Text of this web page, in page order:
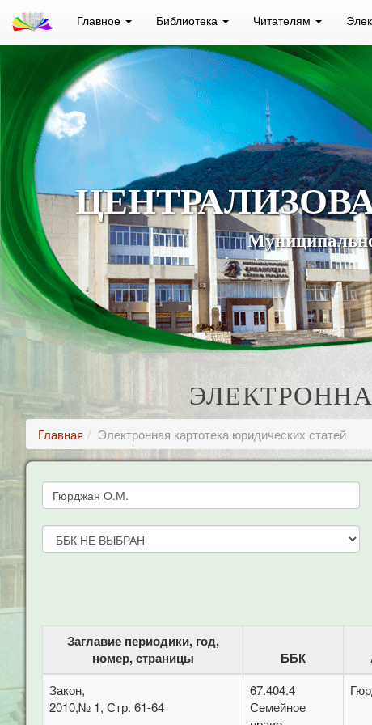
Главное Библиотека Читателям
Главная Электронная картотека юридических статей
Заглавие периодики, год,
номер, страницы
ББК
Закон,
2010,№ 1, Стр. 61-64
67.404.4
Семейное